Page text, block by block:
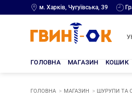
to
м. Харків, Чугуївська, 39
ГОЛОВНА МАГАЗИН КОШИК
ГОЛОВНА МАГАЗИН ШУРУПИ ТА